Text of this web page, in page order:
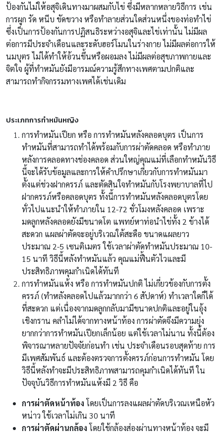
ป้องกันไม่ให้อสุจิเดินทางมาผสมกับไข่ ซึ่งมีหลากหลายวิธีการ เช่น
การผูก รัด หนีบ ขัดขวาง หรือทำลายส่วนใดส่วนหนึ่งของท่อทำไข่
ซึ่งเป็นการป้องกันการปฏิสนธิระหว่างอสุจิและไข่เท่านั้น ไม่มีผล
ต่อการมีประจำเดือนและระดับฮอร์โมนในร่างกาย ไม่มีผลต่อการให้
นมบุตร ไม่ได้ทำให้อ้วนขึ้นหรือผอมลง ไม่มีผลต่อสุขภาพกายและ
จิตใจ ผู้ที่ทำหมันยังมีอารมณ์ความรู้สึกทางเพศตามปกติและ
สามารถทำกิจกรรมทางเพศได้เช่นเดิม
ประเภทการทำหมันหญิง
การทำหมันเปียก หรือ การทำหมันหลังคลอดบุตร เป็นการ
ทำหมันที่สามารถทำได้พร้อมกับการผ่าตัดคลอด หรือทำภาย
หลังการคลอดทางช่องคลอด ส่วนใหญ่คุณแม่ที่เลือกทำหมันวิธี
นี้จะได้รับข้อมูลและการให้คำปรึกษาเกี่ยวกับการทำหมันมา
ตั้งแต่ช่วงฝากครรภ์ และตัดสินใจทำหมันกับโรงพยาบาลที่ไป
ฝากครรภ์หรือคลอดบุตร ทั้งนี้การทำหมันหลังคลอดบุตรโดย
ทั่วไปแนะนำให้ทำภายใน 12-72 ชั่วโมงหลังคลอด เพราะ
มดลูกหลังคลอดยังมีขนาดโต แพทย์หาท่อนำไข่ทั้ง 2 ข้างได้
สะดวก แผลผ่าตัดจะอยู่บริเวณใต้สะดือ ขนาดแผลยาว
ประมาณ 2-5 เซนติเมตร ใช้เวลาผ่าตัดทำหมันประมาณ 10-
15 นาที วิธีนี้หลังทำหมันแล้ว คุณแม่ฟื้นตัวไวและมี
ประสิทธิภาพคุมกำเนิดได้ทันที
การทำหมันแห้ง หรือ การทำหมันปกติไม่เกี่ยวข้องกับการตั้ง
ครรภ์ (ทำหลังคลอดไปแล้วมากกว่า 6 สัปดาห์) ทำเวลาใดก็ได้
ที่สะดวก แต่เนื่องจากมดลูกกลับมามีขนาดปกติและอยู่ในอุ้ง
เชิงกราน คลำไม่ได้จากทางหน้าท้อง การผ่าตัดจึงมีความยุ่ง
ยากกว่าการทำหมันเปียกเล็กน้อย แต่ใช้เวลาไม่นาน ทั้งนี้ต้อง
พิจารณาหลายปัจจัยก่อนทำ เช่น ประจำเดือนรอบสุดท้าย การ
มีเพศสัมพันธ์ และต้องตรวจการตั้งครรภ์ก่อนการทำหมัน โดย
วิธีนี้หลังทำจะมีประสิทธิภาพสามารถคุมกำเนิดได้ทันที ใน
ปัจจุบันวิธีการทำหมันแห้งมี 2 วิธี คือ
การผ่าตัดหน้าท้องโดยเป็นการลงแผลผ่าตัดบริเวณเหนือหัว
หน่าว ใช้เวลาไม่เกิน 30 นาที
การผ่าตัดผ่านกล้องโดยใช้กล้องส่องผ่านทางหน้าท้อง จะมี